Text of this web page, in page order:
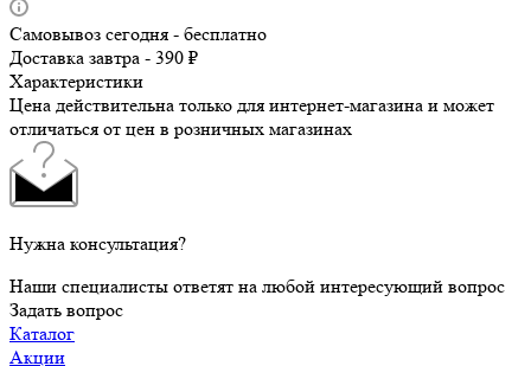
Самовывоз сегодня - бесплатно
Доставка завтра - 390 ₽
Характеристики
Цена действительна только для интернет-магазина и может
отличаться от цен в розничных магазинах
Нужна консультация?
Наши специалисты ответят на любой интересующий вопрос
Задать вопрос
Каталог
Акции